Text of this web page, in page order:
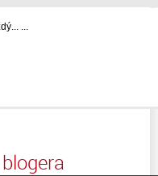
...